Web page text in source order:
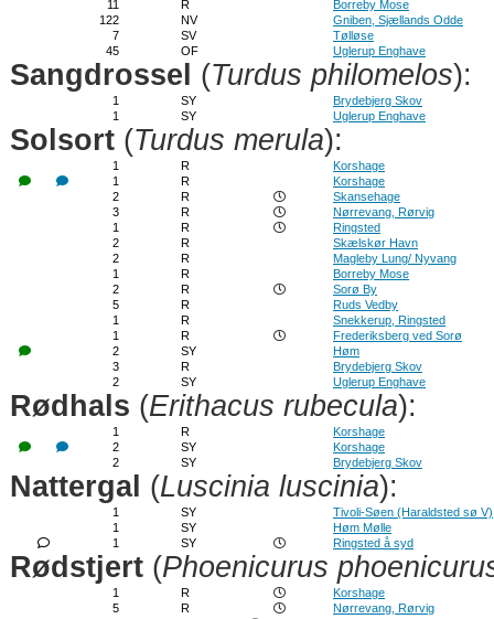
11
R
Borreby Mose
122
NV
Gniben, Sjællands Odde
7
SV
Tølløse
45
OF Uglerup Enghave
Sangdrossel (Turdus philomelos):
1 SY
Brydebjerg Skov
1
SY Uglerup Enghave
Solsort (Turdus merula):
1 R
Korshage
1
R
Korshage
2
R
Skansehage
3
R
Nørrevang, Rørvig
1
R
Ringsted
2
R
Skælskør Havn
2
R
Magleby Lung/ Nyvang
1
R
Borreby Mose
2
R
Sorø By
5
R
Ruds Vedby
1
R
Snekkerup, Ringsted
1
R
Frederiksberg ved Sorø
2
SY
Høm
3
R
Brydebjerg Skov
2
SY Uglerup Enghave
Rødhals (Erithacus rubecula):
1 R
Korshage
2
SY
Korshage
2
SY Brydebjerg Skov
Nattergal (Luscinia luscinia):
1 SY
Tivoli-Søen (Haraldsted sø V)
1
SY
Høm Mølle
1
SY Ringsted å syd
Rødstjert (Phoenicurus
1 R
Korshage
5
R
Nørrevang, Rørvig